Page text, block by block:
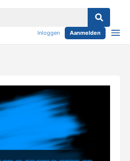
Inloggen Aanmelden